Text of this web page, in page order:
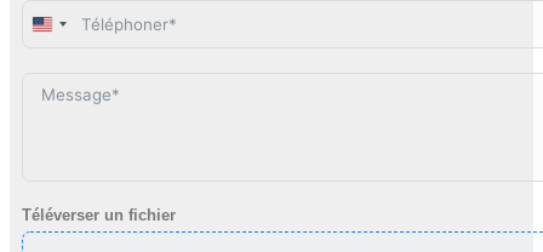
United
Téléverser un fichier